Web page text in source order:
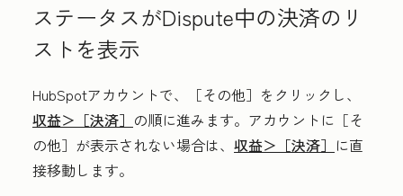
ステータスがDispute中の決済のリ
ストを表示
HubSpotアカウントで、
［その他］をクリックし、
収益＞ ［決済］ の順に進みます。アカウントに ［そ
の他］が表示されない場合は、 収益＞ ［決済］ に直
接移動します。